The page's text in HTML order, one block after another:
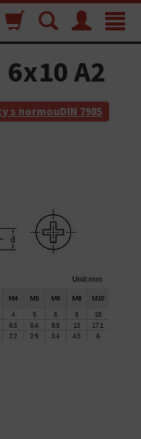
Toggle
Menu
Vyhľadávanie
Nákupný
košík
A2
s normouDIN 7985